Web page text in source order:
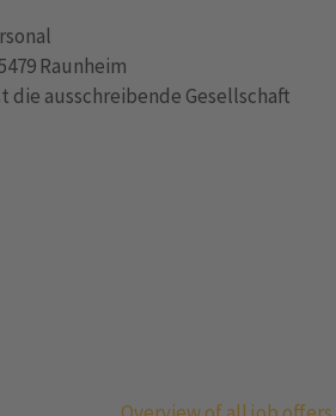
Raunheim
ausschreibende Gesellschaft